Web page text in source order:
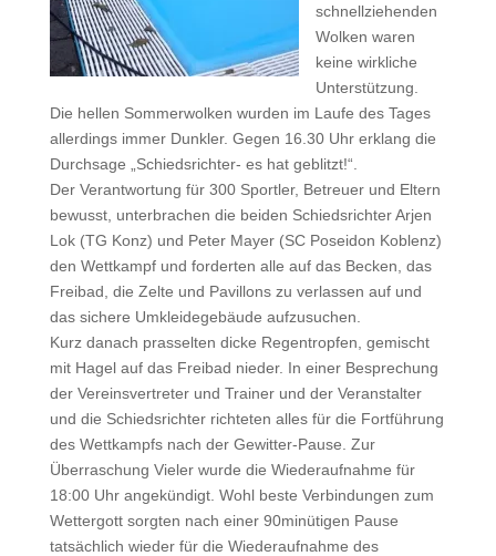
schnellziehenden
Wolken waren
keine wirkliche
Unterstützung.
Die hellen Sommerwolken wurden im Laufe des Tages
allerdings immer Dunkler. Gegen 16.30 Uhr erklang die
Durchsage „Schiedsrichter- es hat geblitzt!“.
Der Verantwortung für 300 Sportler, Betreuer und Eltern
bewusst, unterbrachen die beiden Schiedsrichter Arjen
Lok (TG Konz) und Peter Mayer (SC Poseidon Koblenz)
den Wettkampf und forderten alle auf das Becken, das
Freibad, die Zelte und Pavillons zu verlassen auf und
das sichere Umkleidegebäude aufzusuchen.
Kurz danach prasselten dicke Regentropfen, gemischt
mit Hagel auf das Freibad nieder. In einer Besprechung
der Vereinsvertreter und Trainer und der Veranstalter
und die Schiedsrichter richteten alles für die Fortführung
des Wettkampfs nach der Gewitter-Pause. Zur
Überraschung Vieler wurde die Wiederaufnahme für
18:00 Uhr angekündigt. Wohl beste Verbindungen zum
Wettergott sorgten nach einer 90minütigen Pause
tatsächlich wieder für die Wiederaufnahme des